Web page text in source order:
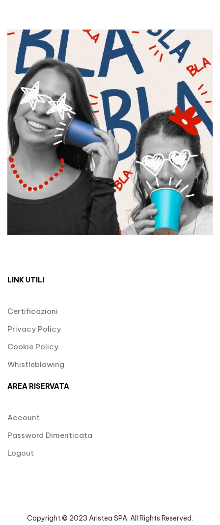
LINK UTILI
Certificazioni
Privacy Policy
Cookie Policy
Whistleblowing
AREA RISERVATA
Account
Password Dimenticata
Logout
Copyright © 2023 Aristea SPA. All Rights Reserved.